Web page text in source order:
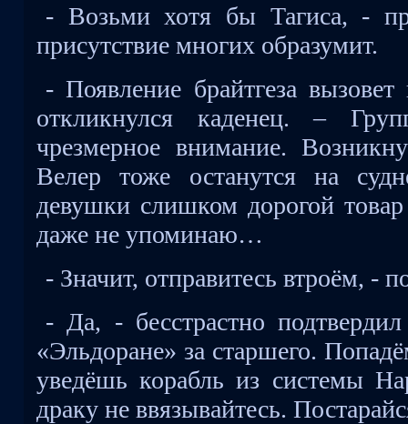
- Возьми хотя бы Тагиса, -
присутствие многих образумит.
- Появление брайтгеза
откликнулся каденец. –
чрезмерное внимание.
Велер тоже останутся на
девушки слишком дорогой
даже не упоминаю…
- Значит, отправитесь втроём, -
- Да, - бесстрастно
«Эльдоране» за старшего.
уведёшь корабль из системы
драку не ввязывайтесь.